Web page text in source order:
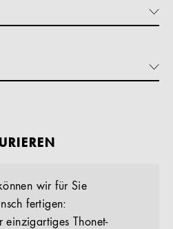
wir für Sie
fertigen:
einzigartiges Thonet-